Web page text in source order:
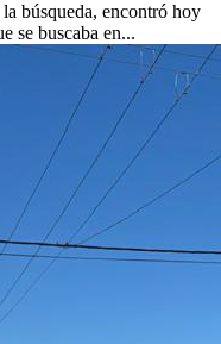
búsqueda, encontró hoy
se buscaba en...